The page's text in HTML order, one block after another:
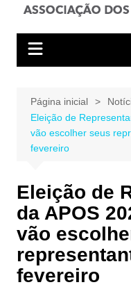
Página inicial
Eleição de
vão escolher seus
fevereiro
Eleição de
da APOS
vão
fevereiro